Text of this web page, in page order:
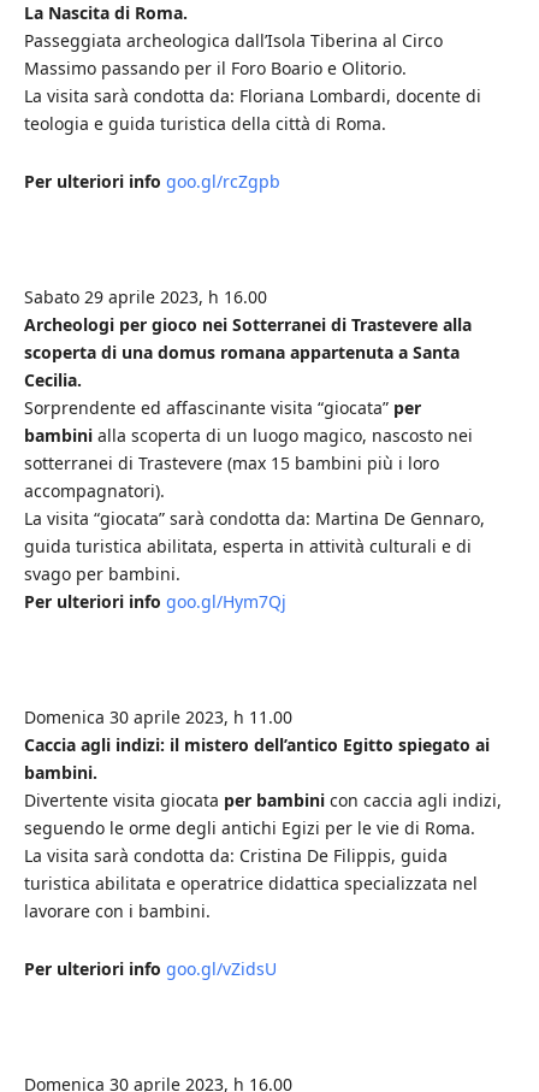
La Nascita di Roma.
Passeggiata archeologica dall’Isola Tiberina al Circo
Massimo passando per il Foro Boario e Olitorio.
La visita sarà condotta da: Floriana Lombardi, docente di
teologia e guida turistica della città di Roma.
Per ulteriori info goo.gl/rcZgpb
Sabato 29 aprile 2023, h 16.00
Archeologi per gioco nei Sotterranei di Trastevere alla
scoperta di una domus romana appartenuta a Santa
Cecilia.
Sorprendente ed affascinante visita “giocata” per
bambini alla scoperta di un luogo magico, nascosto nei
sotterranei di Trastevere (max 15 bambini più i loro
accompagnatori).
La visita “giocata” sarà condotta da: Martina De Gennaro,
guida turistica abilitata, esperta in attività culturali e di
svago per bambini.
Per ulteriori info goo.gl/Hym7Qj
Domenica 30 aprile 2023, h 11.00
Caccia agli indizi: il mistero dell’antico Egitto spiegato ai
bambini.
Divertente visita giocata per bambini con caccia agli indizi,
seguendo le orme degli antichi Egizi per le vie di Roma.
La visita sarà condotta da: Cristina De Filippis, guida
turistica abilitata e operatrice didattica specializzata nel
lavorare con i bambini.
Per ulteriori info goo.gl/vZidsU
Domenica 30 aprile 2023, h 16.00